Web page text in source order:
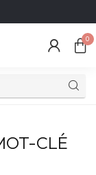
0
CLÉ